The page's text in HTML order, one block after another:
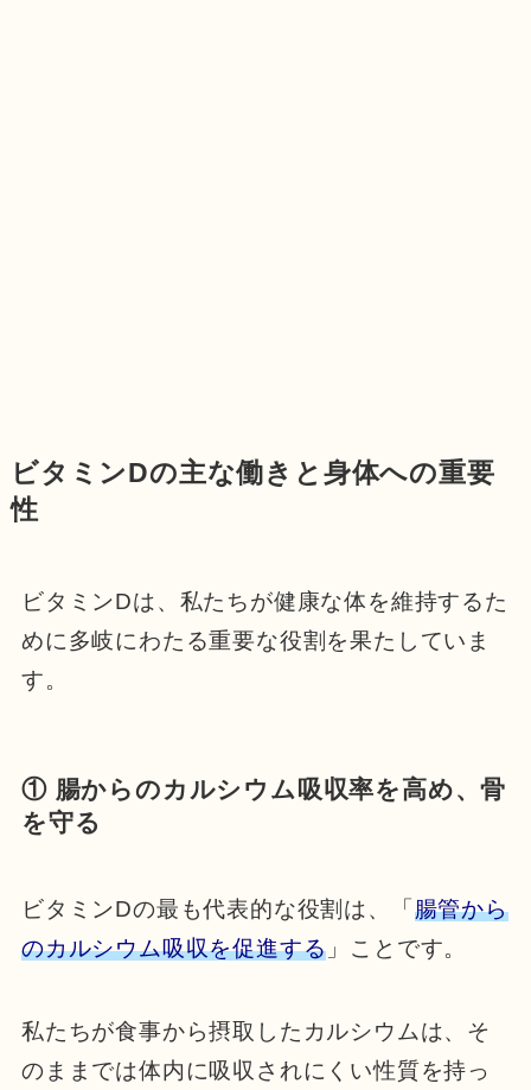
ビタミンDの主な働きと身体への重要
性
ビタミンDは、私たちが健康な体を維持するた
めに多岐にわたる重要な役割を果たしていま
す。
① 腸からのカルシウム吸収率を高め、骨
を守る
ビタミンDの最も代表的な役割は、「腸管から
のカルシウム吸収を促進する 」ことです。
私たちが食事から摂取したカルシウムは、そ
のままでは体内に吸収されにくい性質を持っ